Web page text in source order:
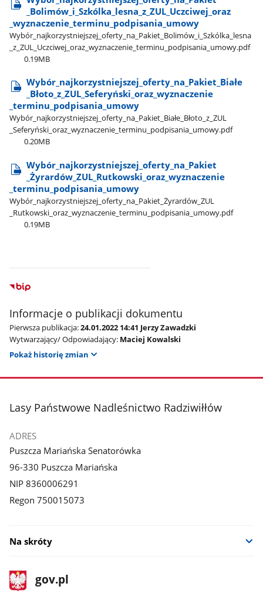
_Bolimów​_i​_Szkólka​_lesna​_z​_ZUL​_Uczciwej​_oraz​
_wyznaczenie​_terminu​_podpisania​_umowy
Wybór​_najkorzystniejszej​_oferty​_na​_Pakiet​_Bolimów​_i​_Szkólka​_lesna​
_z​_ZUL​_Uczciwej​_oraz​_wyznaczenie​_terminu​_podpisania​_umowy.pdf
0.19MB
Wybór​_najkorzystniejszej​_oferty​_na​_Pakiet​_Białe​
_Błoto​_z​_ZUL​_Seferyński​_oraz​_wyznaczenie​
_terminu​_podpisania​_umowy
Wybór​_najkorzystniejszej​_oferty​_na​_Pakiet​_Białe​_Błoto​_z​_ZUL​
_Seferyński​_oraz​_wyznaczenie​_terminu​_podpisania​_umowy.pdf
0.20MB
Wybór​_najkorzystniejszej​_oferty​_na​_Pakiet​
_Żyrardów​_ZUL​_Rutkowski​_oraz​_wyznaczenie​
_terminu​_podpisania​_umowy
Wybór​_najkorzystniejszej​_oferty​_na​_Pakiet​_Żyrardów​_ZUL​
_Rutkowski​_oraz​_wyznaczenie​_terminu​_podpisania​_umowy.pdf
0.19MB
Informacje o publikacji dokumentu
Pierwsza publikacja:24.01.2022 14:41 Jerzy Zawadzki
Wytwarzający/ Odpowiadający: Maciej Kowalski
Pokaż historię zmian
stopka
Lasy Państwowe Nadleśnictwo Radziwiłłów
ADRES
Puszcza Mariańska Senatorówka
96-330 Puszcza Mariańska
NIP 8360006291
Regon 750015073
Na skróty
stopka
gov.pl
Strona
gov.pl